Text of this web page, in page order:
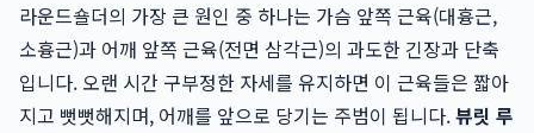
라운드숄더의 가장 큰 원인 중 하나는 가슴 앞쪽 근육(대흉근,
소흉근)과 어깨 앞쪽 근육(전면 삼각근)의 과도한 긴장과 단축
입니다. 오랜 시간 구부정한 자세를 유지하면 이 근육들은 짧아
지고 뻣뻣해지며, 어깨를 앞으로 당기는 주범이 됩니다.뷰릿 루